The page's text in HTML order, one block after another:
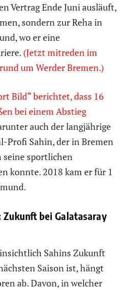
Vertrag Ende Juni ausläuft,
sondern zur Reha in
wo er eine
(Jetzt mitreden im
um Werder Bremen.)
Bild“ berichtet, dass 16
bei einem Abstieg
auch der langjährige
Profi Sahin, der in Bremen
sportlichen
konnte. 2018 kam er für 1
Zukunft bei Galatasaray
Sahins Zukunft
Saison ist, hängt
ab. Davon, in welcher